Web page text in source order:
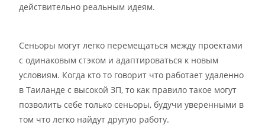
действительно реальным идеям.
Сеньоры могут легко перемещаться между проектами
с одинаковым стэком и адаптироваться к новым
условиям. Когда кто то говорит что работает удаленно
в Таиланде с высокой ЗП, то как правило такое могут
позволить себе только сеньоры, будучи уверенными в
том что легко найдут другую работу.